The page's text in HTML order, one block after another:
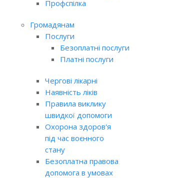
Профспілка
Громадянам
Послуги
Безоплатні послуги
Платні послуги
Чергові лікарні
Наявність ліків
Правила виклику
швидкої допомоги
Охорона здоров'я
під час воєнного
стану
Безоплатна правова
допомога в умовах